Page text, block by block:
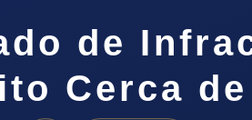
de
Cerca